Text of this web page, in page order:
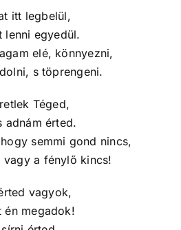
itt legbelül,
lenni egyedül.
elé, könnyezni,
s töprengeni.
Téged,
adnám érted.
semmi gond nincs,
vagy a fénylő kincs!
vagyok,
én megadok!